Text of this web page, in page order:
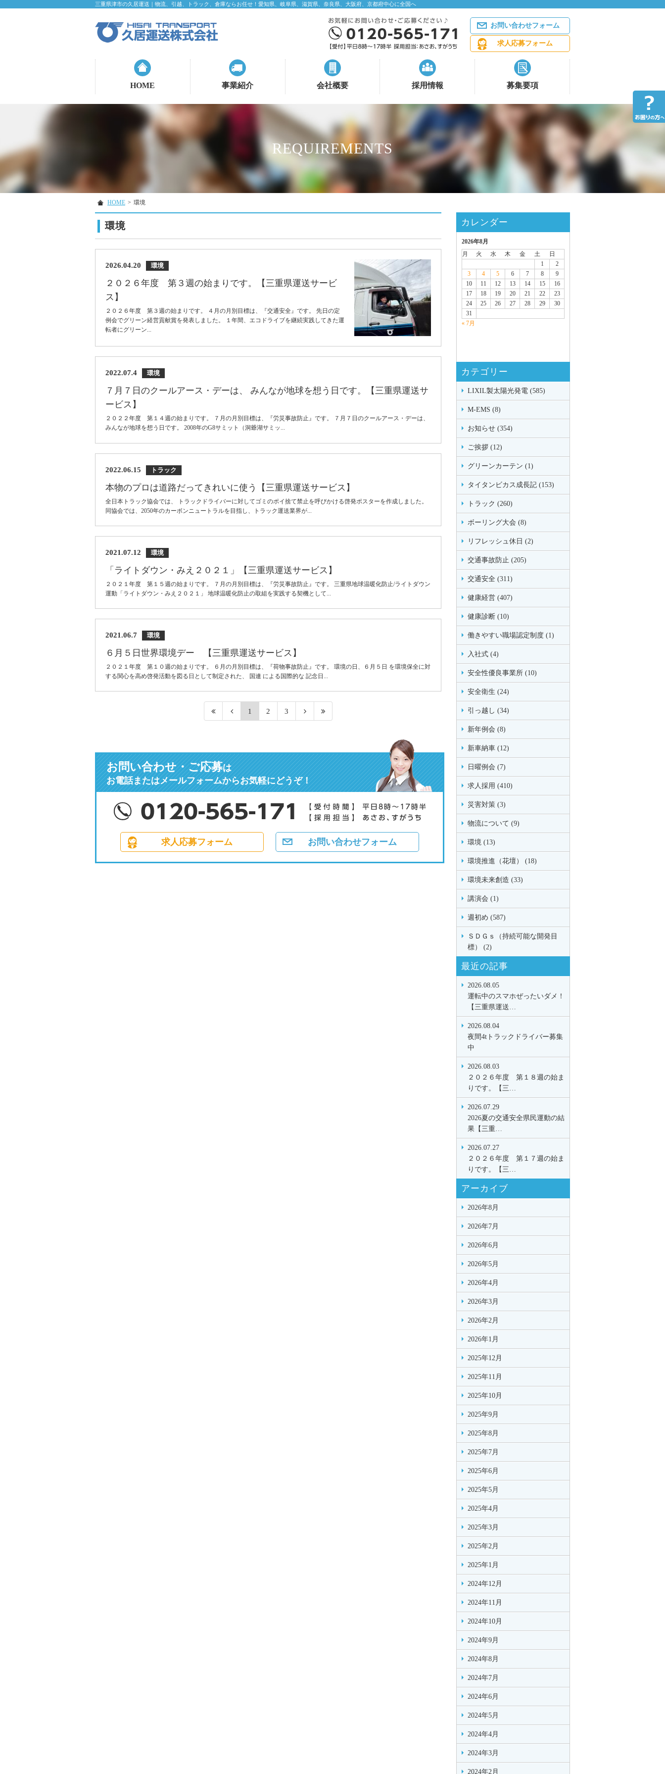
三重県津市の久居運送｜物流、引越、トラック、倉庫ならお任せ！愛知県、岐阜県、滋賀県、奈良県、大阪府、京都府中心に全国へ
お問い合わせフォーム
求人応募フォーム
HOME 事業紹介 会社概要 採用情報 募集要項
REQUIREMENTS
HOME > 環境
環境
2026.04.20 環境
２０２６年度 第３週の始まりです。【三重県運送サービ
ス】
２０２６年度 第３週の始まりです。 ４月の月別目標は、『交通安全』です。 先日の定
例会でグリーン経営貢献賞を発表しました。 １年間、エコドライブを継続実践してきた運
転者にグリーン...
2022.07.4 環境
７月７日のクールアース・デーは、 みんなが地球を想う日です。【三重県運送サ
ービス】
２０２２年度 第１４週の始まりです。 ７月の月別目標は、『労災事故防止』です。 ７月７日のクールアース・デーは、
みんなが地球を想う日です。 2008年のG8サミット（洞爺湖サミッ...
2022.06.15 トラック
本物のプロは道路だってきれいに使う【三重県運送サービス】
全日本トラック協会では、 トラックドライバーに対してゴミのポイ捨て禁止を呼びかける啓発ポスターを作成しました。
同協会では、2050年のカーボンニュートラルを目指し、トラック運送業界が...
2021.07.12 環境
「ライトダウン・みえ２０２１」【三重県運送サービス】
２０２１年度 第１５週の始まりです。 ７月の月別目標は、『労災事故防止』です。 三重県地球温暖化防止/ライトダウン
運動「ライトダウン・みえ２０２１」 地球温暖化防止の取組を実践する契機として...
2021.06.7 環境
６月５日世界環境デー 【三重県運送サービス】
２０２１年度 第１０週の始まりです。 ６月の月別目標は、『荷物事故防止』です。 環境の日、６月５日 を環境保全に対
する関心を高め啓発活動を図る日として制定された、 国連 による国際的な 記念日...
1 2 3
お問い合わせ・ご応募は
お電話またはメールフォームからお気軽にどうぞ！
求人応募フォーム お問い合わせフォーム
カレンダー
2026年8月
月
火 水 木 金 土
日
1
2
3
4 5 6 7 8
9
10
11 12 13 14 15
16
17
18 19 20 21 22
23
24
25 26 27 28 29
30
31
« 7月
カテゴリー
LIXIL製太陽光発電 (585)
M-EMS (8)
お知らせ (354)
ご挨拶 (12)
グリーンカーテン (1)
タイタンビカス成長記 (153)
トラック (260)
ボーリング大会 (8)
リフレッシュ休日 (2)
交通事故防止 (205)
交通安全 (311)
健康経営 (407)
健康診断 (10)
働きやすい職場認定制度 (1)
入社式 (4)
安全性優良事業所 (10)
安全衛生 (24)
引っ越し (34)
新年例会 (8)
新車納車 (12)
日曜例会 (7)
求人採用 (410)
災害対策 (3)
物流について (9)
環境 (13)
環境推進（花壇） (18)
環境未来創造 (33)
講演会 (1)
週初め (587)
ＳＤＧｓ（持続可能な開発目
標） (2)
最近の記事
2026.08.05
運転中のスマホぜったいダメ！
【三重県運送…
2026.08.04
夜間4tトラックドライバー募集
中
2026.08.03
２０２６年度 第１８週の始ま
りです。【三…
2026.07.29
2026夏の交通安全県民運動の結
果【三重…
2026.07.27
２０２６年度 第１７週の始ま
りです。【三…
アーカイブ
2026年8月
2026年7月
2026年6月
2026年5月
2026年4月
2026年3月
2026年2月
2026年1月
2025年12月
2025年11月
2025年10月
2025年9月
2025年8月
2025年7月
2025年6月
2025年5月
2025年4月
2025年3月
2025年2月
2025年1月
2024年12月
2024年11月
2024年10月
2024年9月
2024年8月
2024年7月
2024年6月
2024年5月
2024年4月
2024年3月
2024年2月